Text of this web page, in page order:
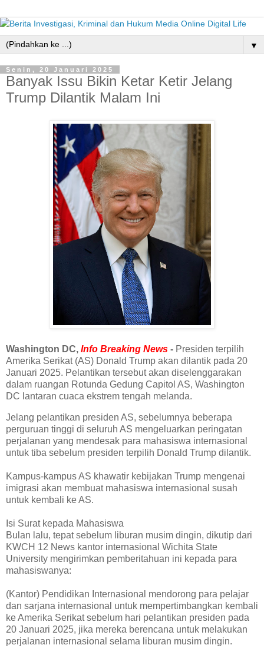
▼
Senin, 20 Januari 2025
Banyak Issu Bikin Ketar Ketir Jelang
Trump Dilantik Malam Ini
Washington DC, Info Breaking News - Presiden terpilih
Amerika Serikat (AS) Donald Trump akan dilantik pada 20
Januari 2025. Pelantikan tersebut akan diselenggarakan
dalam ruangan Rotunda Gedung Capitol AS, Washington
DC lantaran cuaca ekstrem tengah melanda.
Jelang pelantikan presiden AS, sebelumnya beberapa
perguruan tinggi di seluruh AS mengeluarkan peringatan
perjalanan yang mendesak para mahasiswa internasional
untuk tiba sebelum presiden terpilih Donald Trump dilantik.
Kampus-kampus AS khawatir kebijakan Trump mengenai
imigrasi akan membuat mahasiswa internasional susah
untuk kembali ke AS.
Isi Surat kepada Mahasiswa
Bulan lalu, tepat sebelum liburan musim dingin, dikutip dari
KWCH 12 News kantor internasional Wichita State
University mengirimkan pemberitahuan ini kepada para
mahasiswanya:
(Kantor) Pendidikan Internasional mendorong para pelajar
dan sarjana internasional untuk mempertimbangkan kembali
ke Amerika Serikat sebelum hari pelantikan presiden pada
20 Januari 2025, jika mereka berencana untuk melakukan
perjalanan internasional selama liburan musim dingin.